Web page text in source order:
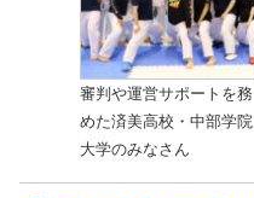
審判や運営サポートを務
めた済美高校・中部学院
大学のみなさん